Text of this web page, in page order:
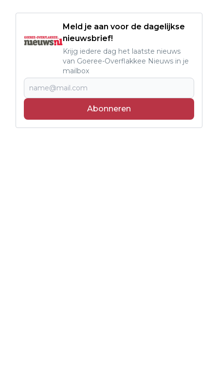
Meld je aan voor de dagelijkse
nieuwsbrief!
Krijg iedere dag het laatste nieuws
van Goeree-Overflakkee Nieuws in je
mailbox
Abonneren